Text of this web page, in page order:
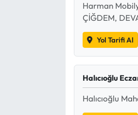
Harman
ÇİĞDEM,
Yol Tarifi Al
Halıcıoğlu
Halıcıoğlu